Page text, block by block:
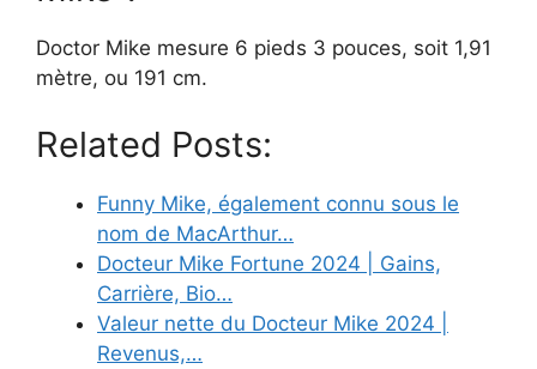
Doctor Mike mesure 6 pieds 3 pouces, soit 1,91
mètre, ou 191 cm.
Related Posts:
Funny Mike, également connu sous le
nom de MacArthur…
Docteur Mike Fortune 2024 | Gains,
Carrière, Bio…
Valeur nette du Docteur Mike 2024 |
Revenus,…